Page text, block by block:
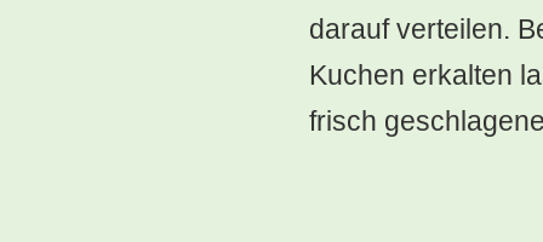
darauf verteilen.
Kuchen erkalten
frisch